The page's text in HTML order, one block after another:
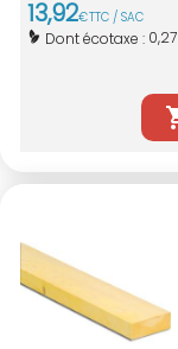
13,92€TTC / SAC
Dont écotaxe : 0,27